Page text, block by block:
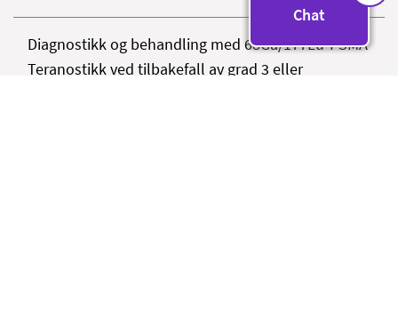
Diagnostikk og behandling med 68Ga/177Lu-PSMA
Teranostikk ved tilbakefall av grad 3 eller
Chat